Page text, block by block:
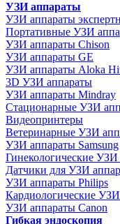
УЗИ аппараты
УЗИ аппараты
Портативные УЗИ
УЗИ аппараты Chison
УЗИ аппараты GE
УЗИ аппараты Aloka
3D УЗИ аппараты
УЗИ аппараты Mindray
Стационарные УЗИ
Видеопринтеры
Ветеринарные УЗИ
УЗИ аппараты Samsung
Гинекологические
Датчики для УЗИ
УЗИ аппараты Philips
Кардиологические
УЗИ аппараты Canon
Гибкая эндоскопия